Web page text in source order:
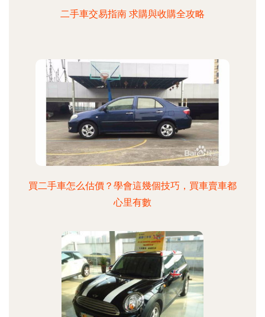
二手車交易指南 求購與收購全攻略
買二手車怎么估價？學會這幾個技巧，買車賣車都
心里有數